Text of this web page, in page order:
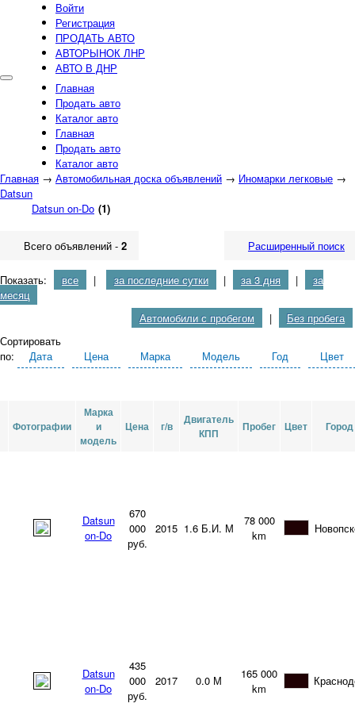
Войти
Регистрация
ПРОДАТЬ АВТО
АВТОРЫНОК ЛНР
АВТО В ДНР
Главная
Продать авто
Каталог авто
Главная
Продать авто
Каталог авто
Главная → Автомобильная доска объявлений → Иномарки легковые →
Datsun
Datsun on-Do (1)
Всего объявлений - 2 Расширенный поиск
Показать: все | за последние сутки | за 3 дня |
за
месяц
Автомобили с пробегом
|
Без пробега
Сортировать
по:
Дата Цена Марка Модель Год Цвет
Фотографии
Марка
и
модель
Цена г/в
Двигатель
КПП
Пробег Цвет Город
Datsun
on-Do
670
000
руб.
2015 1.6 Б.И. М
78 000
km
Datsun
on-Do
435
000
руб.
2017 0.0 М
165 000
km